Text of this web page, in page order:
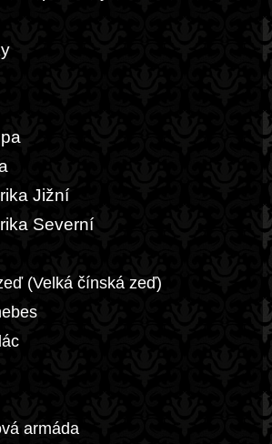
Jižní
Severní
(Velká čínská zeď)
armáda